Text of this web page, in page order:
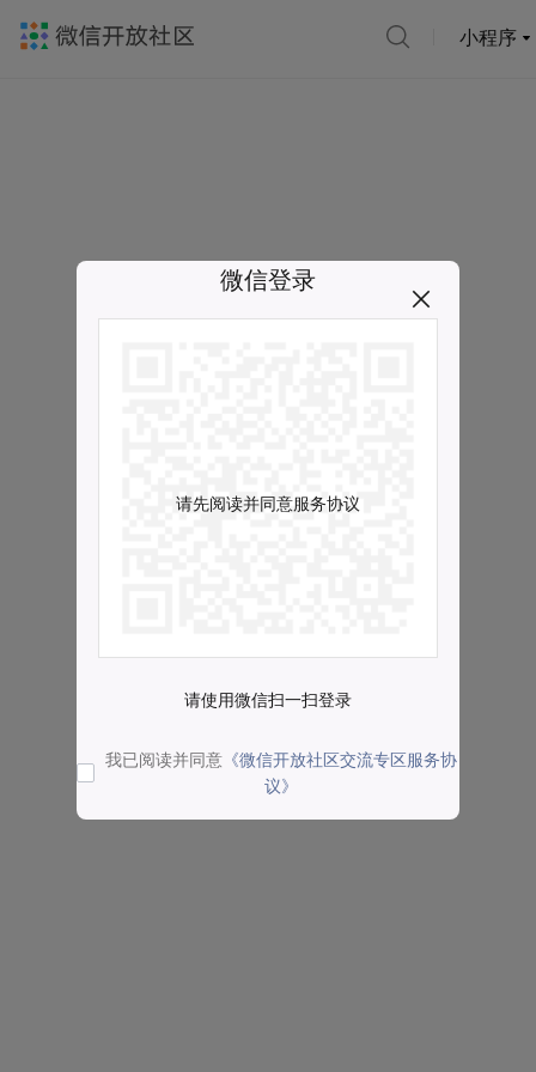
小程序
微信登录
请先阅读并同意服务协议
请使用微信扫一扫登录
我已阅读并同意 《微信开放社区交流专区服务协
议》